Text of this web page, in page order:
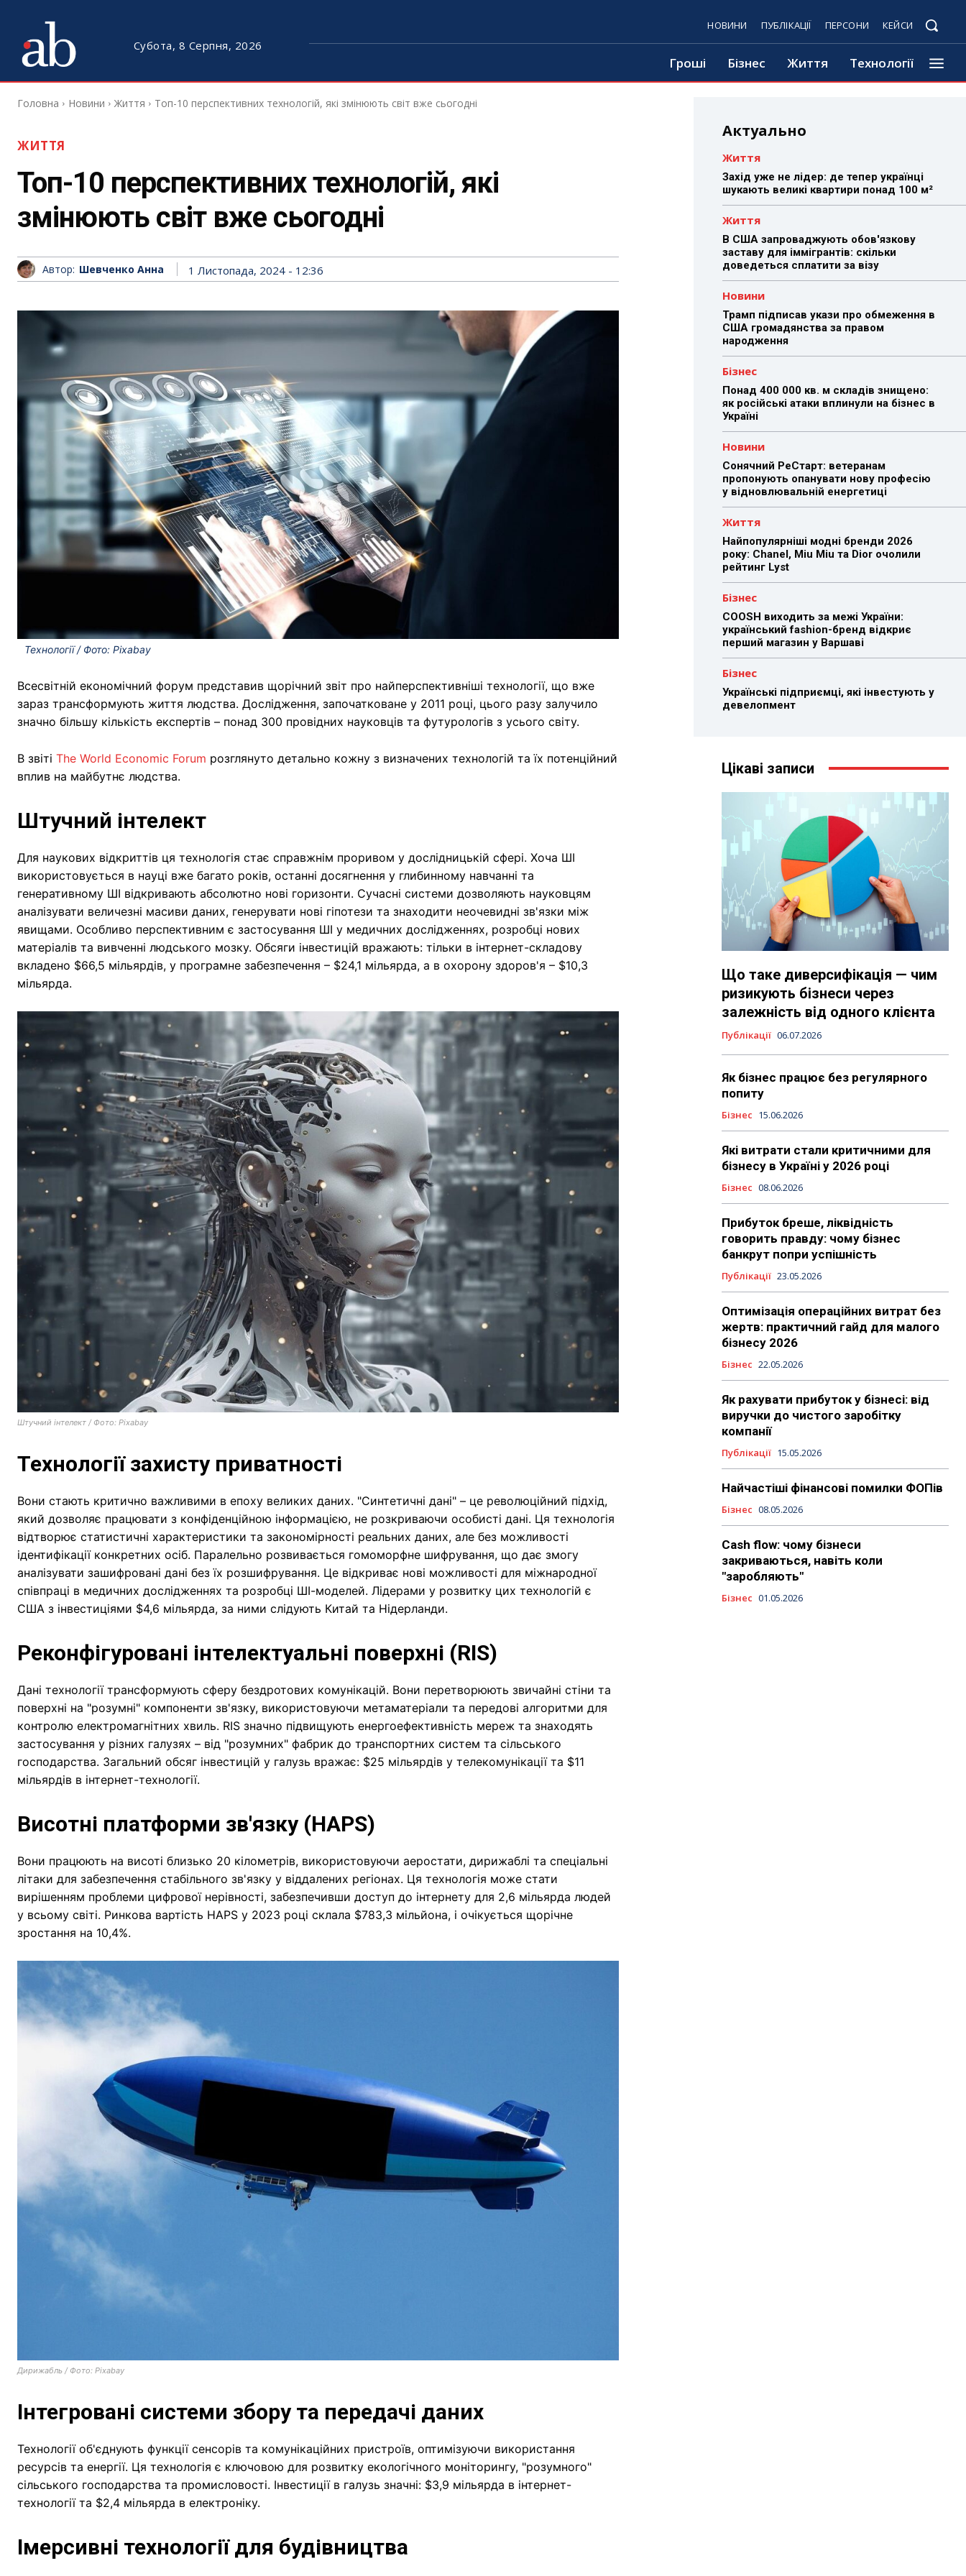
Субота, 8 Серпня, 2026
НОВИНИ ПУБЛІКАЦІЇ ПЕРСОНИ КЕЙСИ
Гроші Бізнес Життя Технології
Головна Новини Життя Топ-10 перспективних технологій, які змінюють світ вже сьогодні
ЖИТТЯ
Топ-10 перспективних технологій, які
змінюють світ вже сьогодні
Автор: Шевченко Анна 1 Листопада, 2024 - 12:36
Технології / Фото: Pixabay
Всесвітній економічний форум представив щорічний звіт про найперспективніші технології, що вже
зараз трансформують життя людства. Дослідження, започатковане у 2011 році, цього разу залучило
значно більшу кількість експертів – понад 300 провідних науковців та футурологів з усього світу.
В звіті The World Economic Forum розглянуто детально кожну з визначених технологій та їх потенційний
вплив на майбутнє людства.
Штучний інтелект
Для наукових відкриттів ця технологія стає справжнім проривом у дослідницькій сфері. Хоча ШІ
використовується в науці вже багато років, останні досягнення у глибинному навчанні та
генеративному ШІ відкривають абсолютно нові горизонти. Сучасні системи дозволяють науковцям
аналізувати величезні масиви даних, генерувати нові гіпотези та знаходити неочевидні зв'язки між
явищами. Особливо перспективним є застосування ШІ у медичних дослідженнях, розробці нових
матеріалів та вивченні людського мозку. Обсяги інвестицій вражають: тільки в інтернет-складову
вкладено $66,5 мільярдів, у програмне забезпечення – $24,1 мільярда, а в охорону здоров'я – $10,3
мільярда.
Штучний інтелект / Фото: Pixabay
Технології захисту приватності
Вони стають критично важливими в епоху великих даних. "Синтетичні дані" – це революційний підхід,
який дозволяє працювати з конфіденційною інформацією, не розкриваючи особисті дані. Ця технологія
відтворює статистичні характеристики та закономірності реальних даних, але без можливості
ідентифікації конкретних осіб. Паралельно розвивається гомоморфне шифрування, що дає змогу
аналізувати зашифровані дані без їх розшифрування. Це відкриває нові можливості для міжнародної
співпраці в медичних дослідженнях та розробці ШІ-моделей. Лідерами у розвитку цих технологій є
США з інвестиціями $4,6 мільярда, за ними слідують Китай та Нідерланди.
Реконфігуровані інтелектуальні поверхні (RIS)
Дані технології трансформують сферу бездротових комунікацій. Вони перетворюють звичайні стіни та
поверхні на "розумні" компоненти зв'язку, використовуючи метаматеріали та передові алгоритми для
контролю електромагнітних хвиль. RIS значно підвищують енергоефективність мереж та знаходять
застосування у різних галузях – від "розумних" фабрик до транспортних систем та сільського
господарства. Загальний обсяг інвестицій у галузь вражає: $25 мільярдів у телекомунікації та $11
мільярдів в інтернет-технології.
Висотні платформи зв'язку (HAPS)
Вони працюють на висоті близько 20 кілометрів, використовуючи аеростати, дирижаблі та спеціальні
літаки для забезпечення стабільного зв'язку у віддалених регіонах. Ця технологія може стати
вирішенням проблеми цифрової нерівності, забезпечивши доступ до інтернету для 2,6 мільярда людей
у всьому світі. Ринкова вартість HAPS у 2023 році склала $783,3 мільйона, і очікується щорічне
зростання на 10,4%.
Дирижабль / Фото: Pixabay
Інтегровані системи збору та передачі даних
Технології об'єднують функції сенсорів та комунікаційних пристроїв, оптимізуючи використання
ресурсів та енергії. Ця технологія є ключовою для розвитку екологічного моніторингу, "розумного"
сільського господарства та промисловості. Інвестиції в галузь значні: $3,9 мільярда в інтернет-
технології та $2,4 мільярда в електроніку.
Імерсивні технології для будівництва
Актуально
Життя
Захід уже не лідер: де тепер українці
шукають великі квартири понад 100 м²
Життя
В США запроваджують обов'язкову
заставу для іммігрантів: скільки
доведеться сплатити за візу
Новини
Трамп підписав укази про обмеження в
США громадянства за правом
народження
Бізнес
Понад 400 000 кв. м складів знищено:
як російські атаки вплинули на бізнес в
Україні
Новини
Сонячний РеСтарт: ветеранам
пропонують опанувати нову професію
у відновлювальній енергетиці
Життя
Найпопулярніші модні бренди 2026
року: Chanel, Miu Miu та Dior очолили
рейтинг Lyst
Бізнес
COOSH виходить за межі України:
український fashion-бренд відкриє
перший магазин у Варшаві
Бізнес
Українські підприємці, які інвестують у
девелопмент
Цікаві записи
Що таке диверсифікація — чим
ризикують бізнеси через
залежність від одного клієнта
Публікації 06.07.2026
Як бізнес працює без регулярного
попиту
Бізнес 15.06.2026
Які витрати стали критичними для
бізнесу в Україні у 2026 році
Бізнес 08.06.2026
Прибуток бреше, ліквідність
говорить правду: чому бізнес
банкрут попри успішність
Публікації 23.05.2026
Оптимізація операційних витрат без
жертв: практичний гайд для малого
бізнесу 2026
Бізнес 22.05.2026
Як рахувати прибуток у бізнесі: від
виручки до чистого заробітку
компанії
Публікації 15.05.2026
Найчастіші фінансові помилки ФОПів
Бізнес 08.05.2026
Cash flow: чому бізнеси
закриваються, навіть коли
"заробляють"
Бізнес 01.05.2026